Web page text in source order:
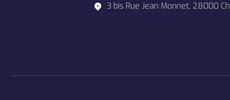
3 bis Rue Jean Monnet, 28000